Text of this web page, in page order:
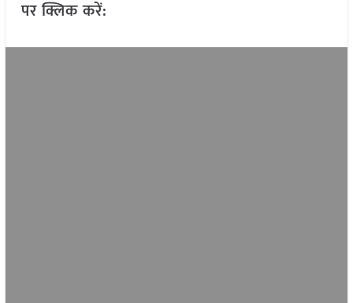
पर क्लिक करें: